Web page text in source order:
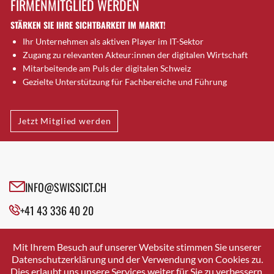
Brugg AG
Brütten
Bubendorf
Bubikon
Buchs (SG)
Bäretswil
Bülach
Cazis
Crissier
Davos Platz
Dierikon
Dietikon
FIRMENMITGLIED WERDEN
STÄRKEN SIE IHRE SICHTBARKEIT IM MARKT!
Ihr Unternehmen als aktiven Player im IT-Sektor
Zugang zu relevanten Akteur:innen der digitalen Wirtschaft
Mitarbeitende am Puls der digitalen Schweiz
Gezielte Unterstützung für Fachbereiche und Führung
Jetzt Mitglied werden
INFO@SWISSICT.CH
+41 43 336 40 20
SWISSICT
VULKANSTRASSE 120
8048 ZURICH
Mit Ihrem Besuch auf unserer Website stimmen Sie unserer
Datenschutzerklärung und der Verwendung von Cookies zu.
Dies erlaubt uns unsere Services weiter für Sie zu verbessern.